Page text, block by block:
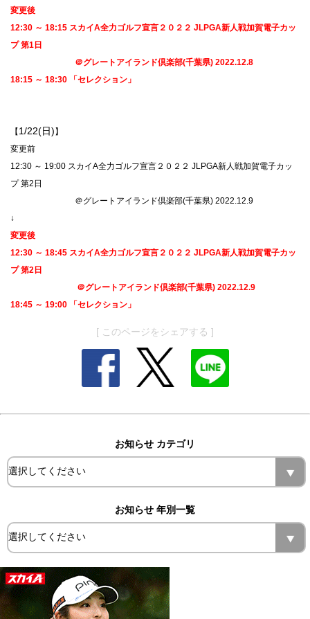
変更後
12:30 ～ 18:15 スカイA全力ゴルフ宣言２０２２ JLPGA新人戦加賀電子カッ
プ 第1日
＠グレートアイランド倶楽部(千葉県) 2022.12.8
18:15 ～ 18:30 「セレクション」
【 1/22(日) 】
変更前
12:30 ～ 19:00 スカイA全力ゴルフ宣言２０２２ JLPGA新人戦加賀電子カッ
プ 第2日
＠グレートアイランド倶楽部(千葉県) 2022.12.9
↓
変更後
12:30 ～ 18:45 スカイA全力ゴルフ宣言２０２２ JLPGA新人戦加賀電子カッ
プ 第2日
＠グレートアイランド倶楽部(千葉県) 2022.12.9
18:45 ～ 19:00 「セレクション」
[ このページをシェアする ]
お知らせ カテゴリ
お知らせ 年別一覧